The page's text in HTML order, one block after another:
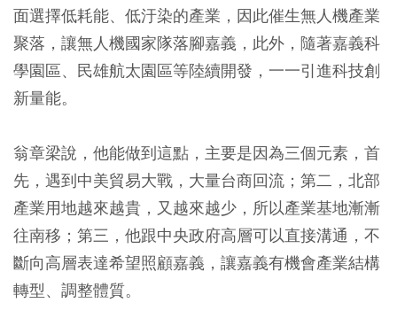
面選擇低耗能、低汙染的產業，因此催生無人機產業
聚落，讓無人機國家隊落腳嘉義，此外，隨著嘉義科
學園區、民雄航太園區等陸續開發，一一引進科技創
新量能。
翁章梁說，他能做到這點，主要是因為三個元素，首
先，遇到中美貿易大戰，大量台商回流；第二，北部
產業用地越來越貴，又越來越少，所以產業基地漸漸
往南移；第三，他跟中央政府高層可以直接溝通，不
斷向高層表達希望照顧嘉義，讓嘉義有機會產業結構
轉型、調整體質。